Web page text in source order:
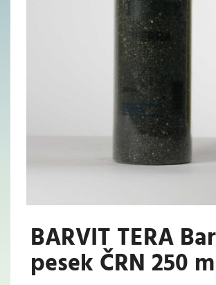
BARVIT TERA
pesek ČRN 250